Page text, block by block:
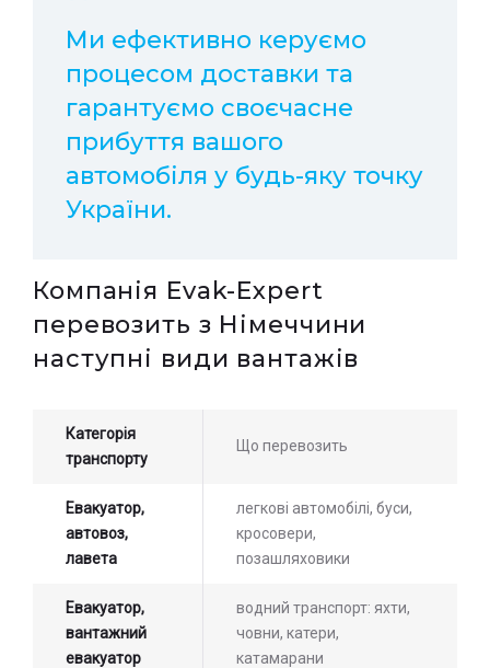
Ми ефективно керуємо
процесом доставки та
гарантуємо своєчасне
прибуття вашого
автомобіля у будь-яку точку
України.
Компанія Evak-Expert
перевозить з Німеччини
наступні види вантажів
Категорія
транспорту
Що перевозить
Евакуатор,
автовоз,
лавета
легкові автомобілі, буси,
кросовери,
позашляховики
Евакуатор,
вантажний
евакуатор
водний транспорт: яхти,
човни, катери,
катамарани